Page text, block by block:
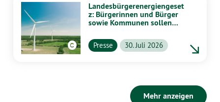
Landesbürgerenergiengeset
z: Bürgerinnen und Bürger
sowie Kommunen sollen
profitieren
Presse 30. Juli 2026
Mehr anzeigen